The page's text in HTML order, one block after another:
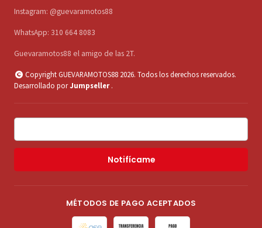
Instagram: @guevaramotos88
WhatsApp: 310 664 8083
Guevaramotos88 el amigo de las 2T.
Copyright GUEVARAMOTOS88 2026. Todos los derechos reservados.
Desarrollado porJumpseller .
Notifícame
MÉTODOS DE PAGO ACEPTADOS